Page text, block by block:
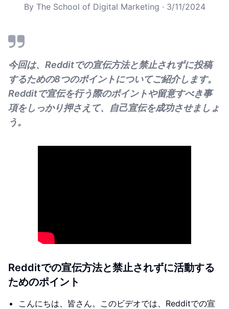
By The School of Digital Marketing · 3/11/2024
今回は、Redditでの宣伝方法と禁止されずに投稿
するための8つのポイントについてご紹介します。
Redditで宣伝を行う際のポイントや留意すべき事
項をしっかり押さえて、自己宣伝を成功させましょ
う。
Redditでの宣伝方法と禁止されずに活動する
ためのポイント
こんにちは、皆さん。このビデオでは、Redditでの宣